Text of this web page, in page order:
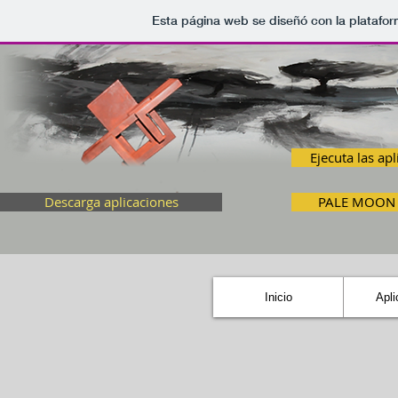
Esta página web se diseñó con la
Descarga aplicaciones
Ejecuta las
PALE
Inicio